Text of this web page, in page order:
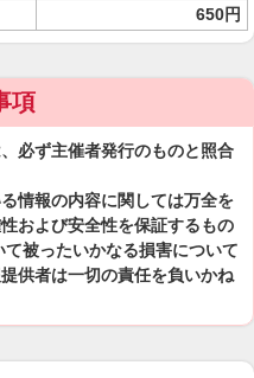
650円
項
必ず主催者発行のものと照合
情報の内容に関しては万全を
および安全性を保証するもの
被ったいかなる損害について
供者は一切の責任を負いかね